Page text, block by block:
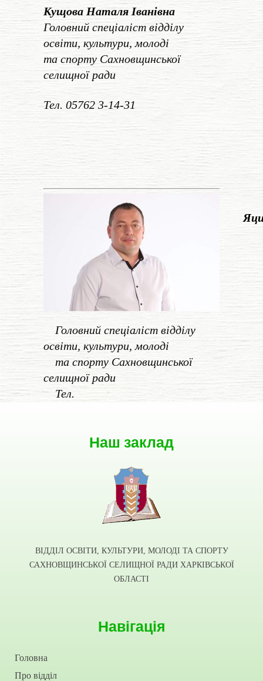
Кущова Наталя Іванівна
Головний спеціаліст відділу
освіти, культури, молоді
та спорту Сахновщинської
селищної ради
Тел. 05762 3-14-31
Головний спеціаліст відділу
освіти, культури, молоді
та спорту Сахновщинської
селищної ради
Тел.
Наш заклад
ВІДДІЛ ОСВІТИ, КУЛЬТУРИ, МОЛОДІ ТА СПОРТУ
САХНОВЩИНСЬКОЇ СЕЛИЩНОЇ РАДИ ХАРКІВСЬКОЇ
ОБЛАСТІ
Навігація
Головна
Про відділ